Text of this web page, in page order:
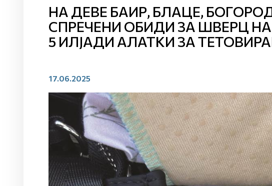
НА ДЕВЕ БАИР, БЛАЦЕ,
СПРЕЧЕНИ ОБИДИ ЗА ШВЕРЦ
5 ИЛЈАДИ АЛАТКИ ЗА
17.06.2025